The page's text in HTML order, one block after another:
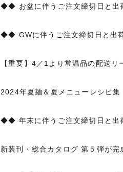
◆◆ お盆に伴うご注文締切日と
◆◆ GWに伴うご注文締切日と出
【重要】4／1より常温品の配送
2024年夏麺＆夏メニューレシピ集
◆◆ 年末に伴うご注文締切日と
新装刊・総合カタログ 第５弾が